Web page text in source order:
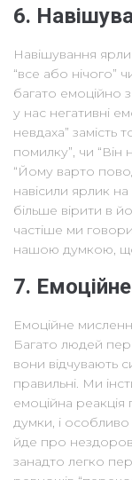
6.
Навішування
“все або нічого”
багато емоційно
у нас негативні
невдаха” замість
помилку”, чи “Він
“Йому варто
навісили ярлик
більше вірити в
частіше ми
нашою думкою, що
7.
Емоційне
Багато людей
вони відчувають
правильні. Ми
емоційна реакція
думки, і особливо
йде про
занадто легко